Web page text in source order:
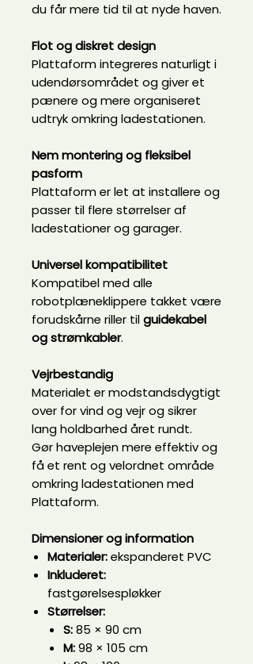
du får mere tid til at nyde haven.
Flot og diskret design
Plattaform integreres naturligt i
udendørsområdet og giver et
pænere og mere organiseret
udtryk omkring ladestationen.
Nem montering og fleksibel
pasform
Plattaform er let at installere og
passer til flere størrelser af
ladestationer og garager.
Universel kompatibilitet
Kompatibel med alle
robotplæneklippere takket være
forudskårne riller tilguidekabel
og strømkabler.
Vejrbestandig
Materialet er modstandsdygtigt
over for vind og vejr og sikrer
lang holdbarhed året rundt.
Gør haveplejen mere effektiv og
få et rent og velordnet område
omkring ladestationen med
Plattaform.
Dimensioner og information
Materialer:ekspanderet PVC
Inkluderet:
fastgørelsespløkker
Størrelser:
S:85 × 90 cm
M:98 × 105 cm